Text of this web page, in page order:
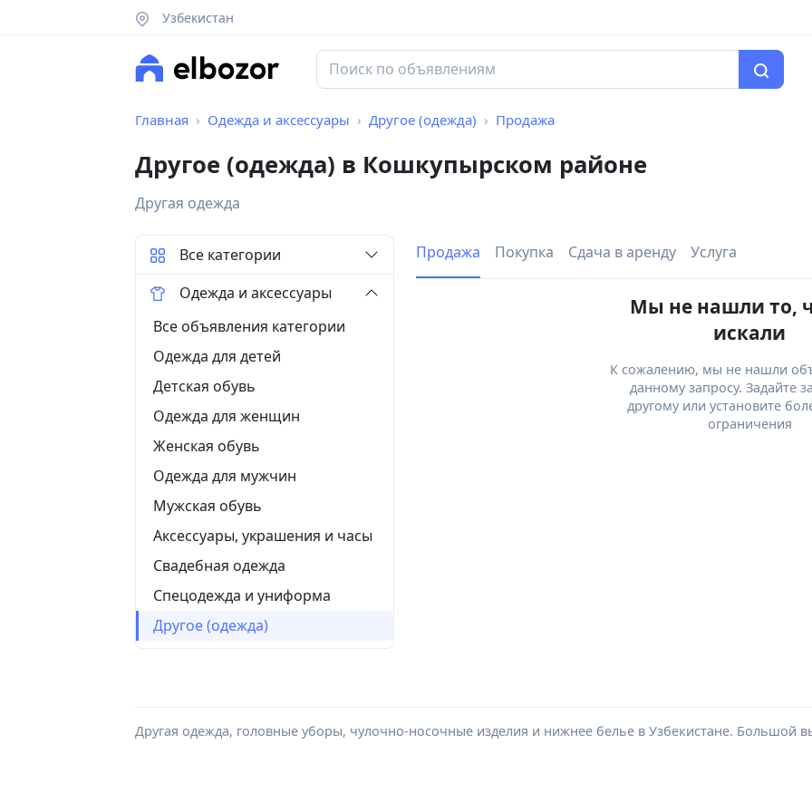
Узбекистан
Главная Одежда и аксессуары Другое (одежда) Продажа
Другое (одежда) в Кошкупырском районе
Другая одежда
Продажа Покупка Сдача в аренду Услуга
Мы не нашли то,
искали
К сожалению, мы не нашли
данному запросу. Задайте
другому или установите
ограничения
Все категории
Одежда и аксессуары
Все объявления категории
Одежда для детей
Детская обувь
Одежда для женщин
Женская обувь
Одежда для мужчин
Мужская обувь
Аксессуары, украшения и часы
Свадебная одежда
Спецодежда и униформа
Другое (одежда)
Другая одежда, головные уборы, чулочно-носочные изделия и нижнее белье в Узбекистане. Большой